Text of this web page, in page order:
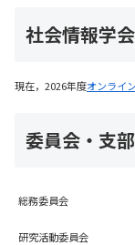
社会情報学
現在，2026年度オンライ
委員会・支部
総務委員会
研究活動委員会